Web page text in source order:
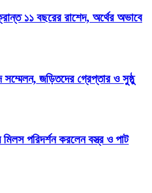
১১ বছরের রাশেদ, অর্থের অভাবে
সম্মেলন, জড়িতদের গ্রেপ্তার ও সুষ্ঠু
পরিদর্শন করলেন বস্ত্র ও পাট